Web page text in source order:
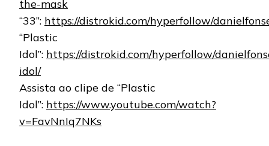
the-mask
“33”: https://distrokid.com/hyperfollow/
“Plastic
Idol”: https://distrokid.com/hyperfollow/
idol/
Assista ao clipe de “Plastic
Idol”: https://www.youtube.com/watch?
v=FavNnIq7NKs